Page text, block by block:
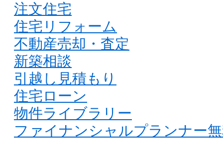
注文住宅
住宅リフォーム
不動産売却・査定
新築相談
引越し見積もり
住宅ローン
物件ライブラリー
ファイナンシャルプランナー